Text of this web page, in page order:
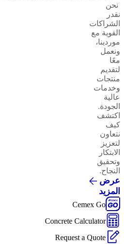
نحن
نقدر
الشراكات
القوية مع
موردينا،
ونعمل
معًا
لتقديم
منتجات
وخدمات
عالية
الجودة.
اكتشف
كيف
نتعاون
لتعزيز
الابتكار
وتحقيق
النجاح.
عرض
المزيد
Cemex Go
Concrete Calculator
Request a Quote